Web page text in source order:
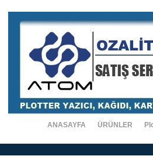
ANASAYFA ÜRÜNLER